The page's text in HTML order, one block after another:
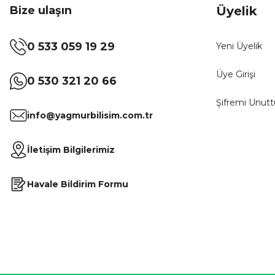
Bize ulaşın
0 533 059 19 29
0 530 321 20 66
info@yagmurbilisim.com.tr
İletişim Bilgilerimiz
Havale Bildirim Formu
Üyelik
Yeni Üyelik
Üye Girişi
Şifremi